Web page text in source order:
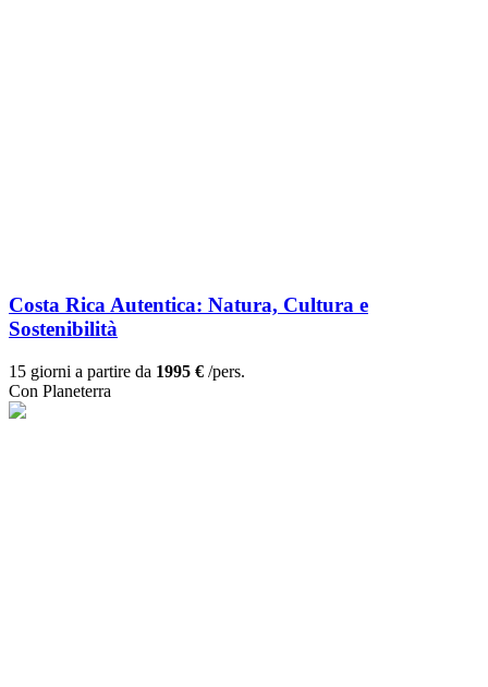
Costa Rica Autentica: Natura, Cultura e
Sostenibilità
15 giorni a partire da 1995 € /pers.
Con Planeterra